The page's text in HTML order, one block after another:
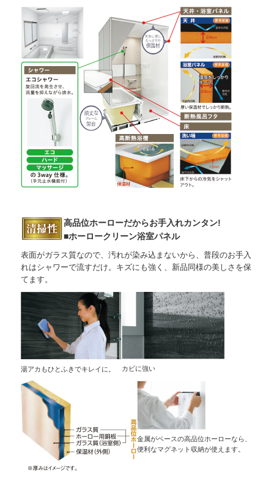
高品位ホーローだからお手入れカンタン!
■ホーロークリーン浴室パネル
表面がガラス質なので、汚れが染み込まないから、普段のお手入
れはシャワーで流すだけ。キズにも強く、新品同様の美しさを保
てます。
湯アカもひとふきでキレイに。 カビに強い
金属がベースの高品位ホーローなら、
便利なマグネット収納が使えます。